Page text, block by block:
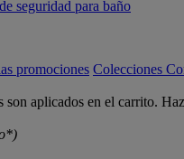
seguridad para baño
promociones Colecciones
aplicados en el carrito.